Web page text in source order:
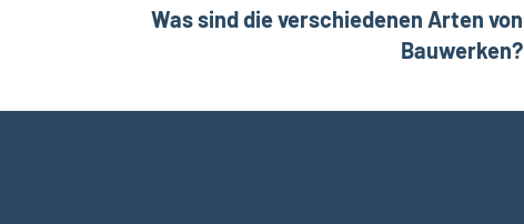
Was sind die verschiedenen Arten von
Bauwerken?